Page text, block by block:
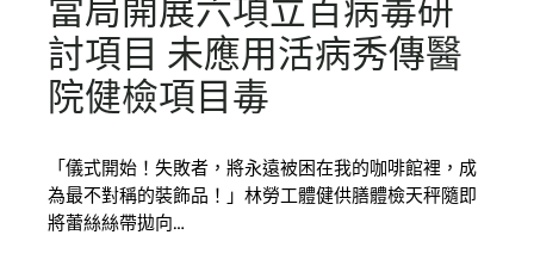
當局開展六項立百病毒研
討項目 未應用活病秀傳醫
院健檢項目毒
「儀式開始！失敗者，將永遠被困在我的咖啡館裡，成
為最不對稱的裝飾品！」林勞工體健供膳體檢天秤隨即
將蕾絲絲帶拋向…